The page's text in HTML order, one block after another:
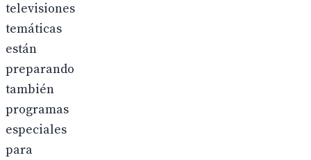
televisiones
temáticas
están
preparando
también
programas
especiales
para